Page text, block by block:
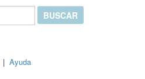
| Ayuda